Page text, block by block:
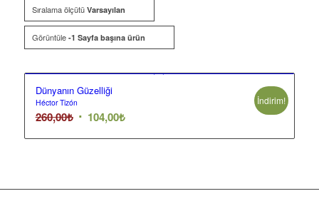
Sıralama ölçütü Varsayılan
Görüntüle -1 Sayfa başına ürün
Dünyanın Güzelliği
Héctor Tizón
260,00₺ Orijinal
104,00₺Şu
İndirim!